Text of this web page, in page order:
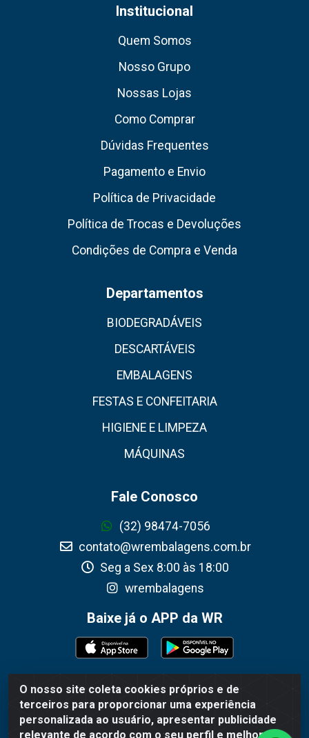
O nosso site coleta cookies próprios e de
terceiros para proporcionar uma experiência
personalizada ao usuário, apresentar publicidade
relevante de acordo com o seu perfil e melhorar a
Institucional
Quem Somos
Nosso Grupo
Nossas Lojas
Como Comprar
Dúvidas Frequentes
Pagamento e Envio
Política de Privacidade
Política de Trocas e Devoluções
Condições de Compra e Venda
Departamentos
BIODEGRADÁVEIS
DESCARTÁVEIS
EMBALAGENS
FESTAS E CONFEITARIA
HIGIENE E LIMPEZA
MÁQUINAS
Fale Conosco
(32) 98474-7056
contato@wrembalagens.com.br
Seg a Sex 8:00 às 18:00
wrembalagens
Baixe já o APP da WR
WR Embalagens - R. Cel. Teodoro Gomes de Araújo, 1360 -
Grogotó - Barbacena / MG - CEP 36202-628 - CNPJ
02.692.206/0001-55